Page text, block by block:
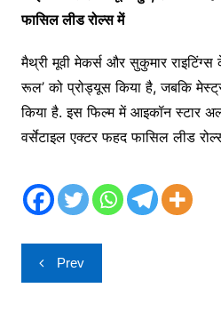
फासिल लीड रोल्स में
मैथ्री मूवी मेकर्स और सुकुमार
रूल’ को प्रोड्यूस किया है, जबकि
किया है. इस फिल्म में आइकॉन स्टार
वर्सेटाइल एक्टर फहद फासिल लीड
Post
navigation
Prev